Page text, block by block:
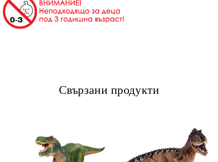
Свързани продукти